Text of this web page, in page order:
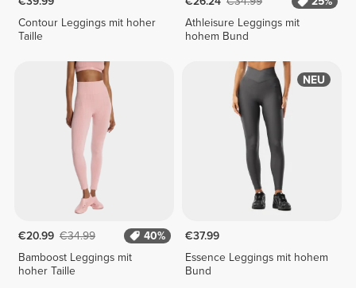
Contour Leggings mit hoher
Taille
Athleisure Leggings mit
hohem Bund
€20.99 €34.99
40%
Bamboost Leggings mit
hoher Taille
NEU
€37.99
Essence Leggings mit hohem
Bund